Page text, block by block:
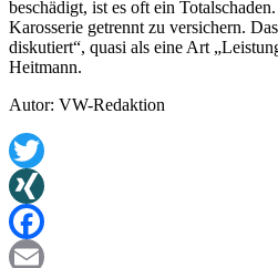
beschädigt, ist es oft ein
Karosserie getrennt zu versichern.
diskutiert“, quasi als eine Art
Heitmann.
Autor: VW-Redaktion
Twitter
XING
Facebook